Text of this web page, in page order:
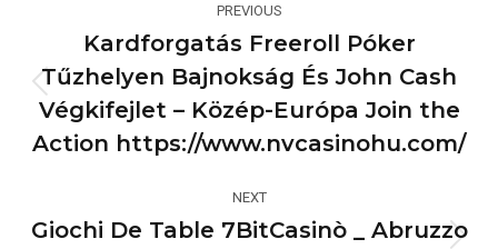
navigation
PREVIOUS
Previous
post:
Kardforgatás Freeroll Póker
Tűzhelyen Bajnokság És John Cash
Végkifejlet – Közép-Európa Join the
Action https://www.nvcasinohu.com/
NEXT
Giochi De Table 7BitCasinò _ Abruzzo